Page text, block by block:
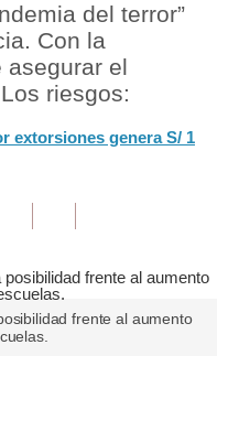
del terror”
Con la
asegurar el
riesgos:
extorsiones genera S/ 1
frente al aumento